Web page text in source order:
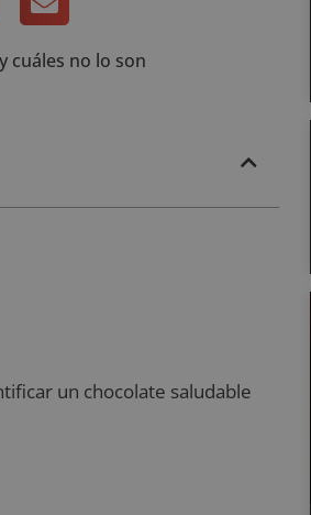
cuáles no lo son
un chocolate saludable